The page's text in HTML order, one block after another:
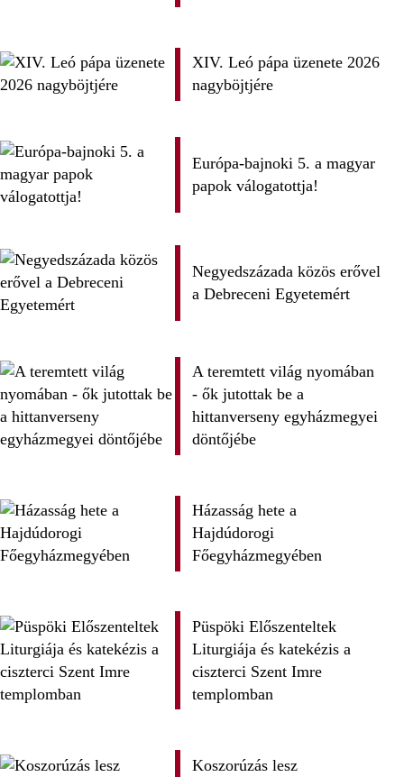
XIV. Leó pápa üzenete 2026
nagyböjtjére
Európa-bajnoki 5. a magyar
papok válogatottja!
Negyedszázada közös erővel
a Debreceni Egyetemért
A teremtett világ nyomában
- ők jutottak be a
hittanverseny egyházmegyei
döntőjébe
Házasság hete a
Hajdúdorogi
Főegyházmegyében
Püspöki Előszenteltek
Liturgiája és katekézis a
ciszterci Szent Imre
templomban
Koszorúzás lesz